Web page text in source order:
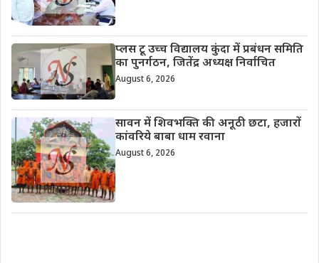
प्लस टू उच्च विद्यालय कुंदा में प्रबंधन समिति
का पुनर्गठन, जितेंद्र अध्यक्ष निर्वाचित
August 6, 2026
सावन में शिवभक्ति की अनूठी छटा, हजारों
कांवरिये बाबा धाम रवाना
August 6, 2026